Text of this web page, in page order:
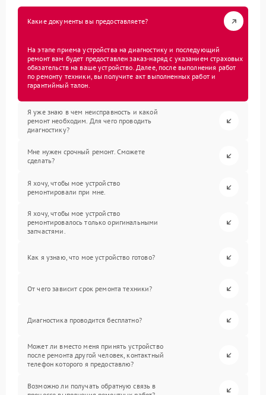
Какие документы вы предоставляете?
На этапе приема устройства на диагностику и последующий
ремонт вам будет предоставлен заказ-наряд с указанием страховых
обязательств на ваше устройство. Далее, после выполнения работ
по ремонту техники, вы получите акт выполненных работ и
гарантийный талон.
Я уже знаю в чем неисправность и какой
ремонт необходим. Для чего проводить
диагностику?
Мне нужен срочный ремонт. Сможете
сделать?
Я хочу, чтобы мое устройство
ремонтировали при мне.
Я хочу, чтобы мое устройство
ремонтировалось только оригинальными
запчастями.
Как я узнаю, что мое устройство готово?
От чего зависит срок ремонта техники?
Диагностика проводится бесплатно?
Может ли вместо меня принять устройство
после ремонта другой человек, контактный
телефон которого я предоставлю?
Возможно ли получать обратную связь в